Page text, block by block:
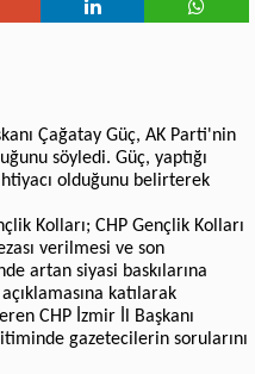
Çağatay Güç, AK Parti'nin
söyledi. Güç, yaptığı
olduğunu belirterek
Kolları; CHP Gençlik Kolları
verilmesi ve son
artan siyasi baskılarına
katılarak
CHP İzmir İl Başkanı
gazetecilerin sorularını